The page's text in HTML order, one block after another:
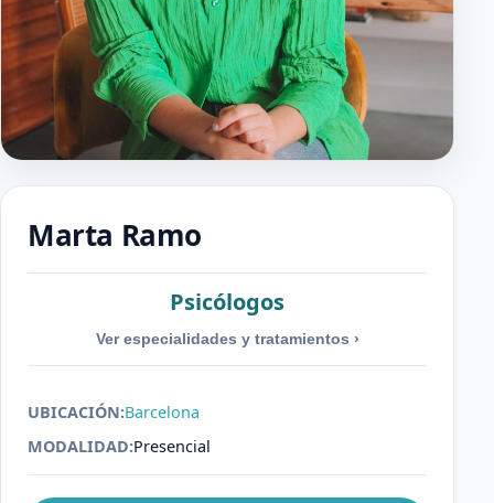
Marta Ramo
Psicólogos
Ver especialidades y tratamientos ›
UBICACIÓN:Barcelona
MODALIDAD:Presencial